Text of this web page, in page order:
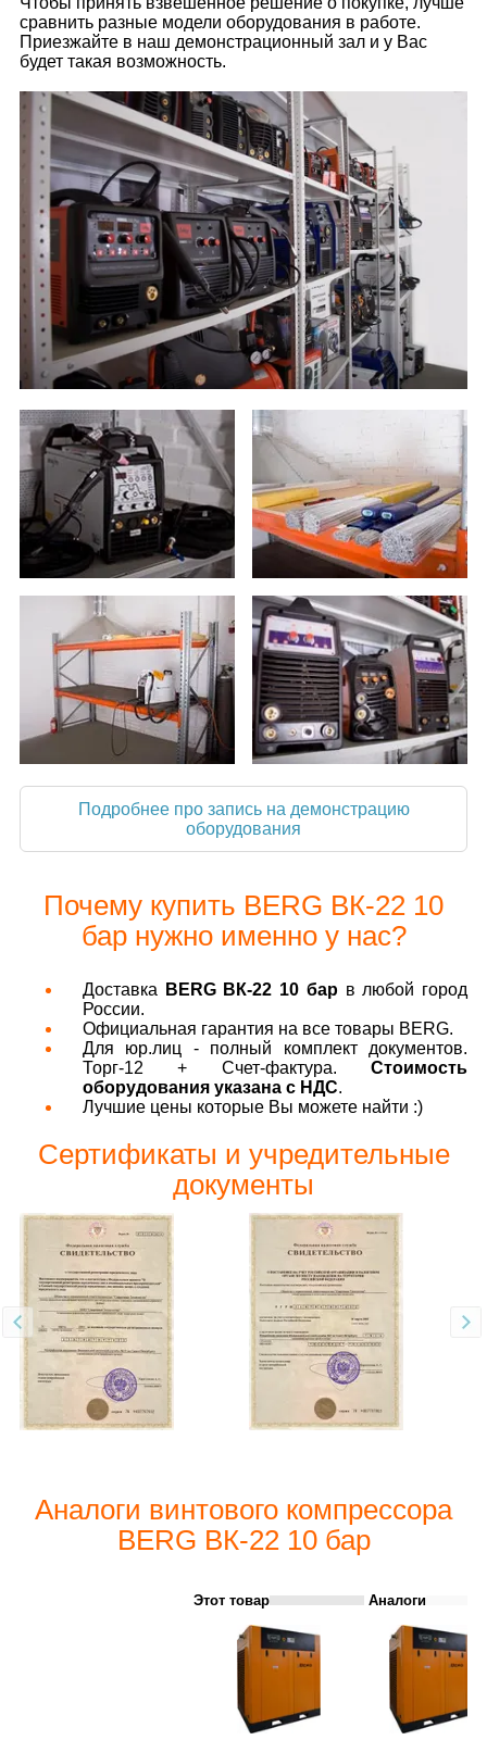
сравнить разные модели оборудования в работе.
Приезжайте в наш демонстрационный зал и у Вас
будет такая возможность.
Подробнее про запись на демонстрацию
оборудования
Почему купить BERG ВК-22 10
бар нужно именно у нас?
Доставка BERG ВК-22 10 барв любой город
России.
Официальная гарантия на все товары BERG.
Для юр.лиц - полный комплект документов.
Торг-12 + Счет-фактура. Стоимость
оборудования указана с НДС.
Лучшие цены которые Вы можете найти :)
Сертификаты и учредительные
документы
Аналоги винтового компрессора
BERG ВК-22 10 бар
Этот товар Аналоги